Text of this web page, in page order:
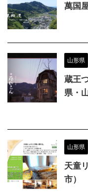
萬国
山形県
蔵王
県・
山形県
天童
市）